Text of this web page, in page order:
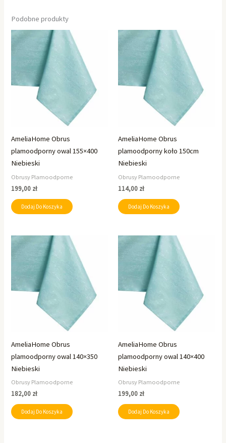
Podobne produkty
AmeliaHome Obrus
plamoodporny owal 155×400
Niebieski
Obrusy Plamoodporne
199,00 zł
Dodaj Do Koszyka
AmeliaHome Obrus
plamoodporny koło 150cm
Niebieski
Obrusy Plamoodporne
114,00 zł
Dodaj Do Koszyka
AmeliaHome Obrus
plamoodporny owal 140×350
Niebieski
Obrusy Plamoodporne
182,00 zł
Dodaj Do Koszyka
AmeliaHome Obrus
plamoodporny owal 140×400
Niebieski
Obrusy Plamoodporne
199,00 zł
Dodaj Do Koszyka